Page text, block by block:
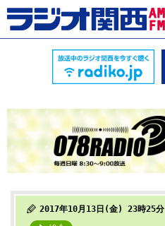
2017年10月13日(金) 23時25分